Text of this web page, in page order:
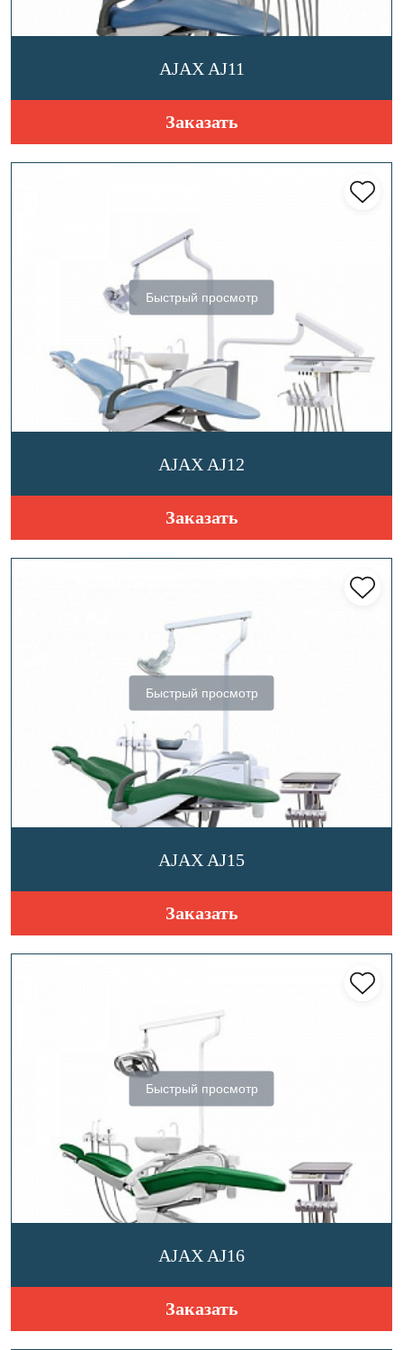
AJAX AJ11
Заказать
Быстрый просмотр
AJAX AJ12
Заказать
Быстрый просмотр
AJAX AJ15
Заказать
Быстрый просмотр
AJAX AJ16
Заказать